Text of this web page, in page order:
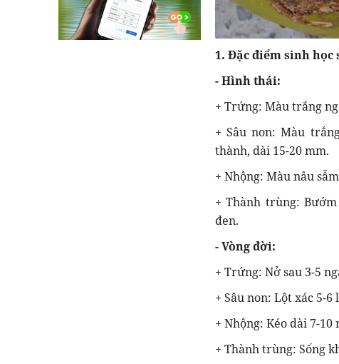
1. Đặc điểm sinh học
- Hình thái:
+ Trứng: Màu trắng
+ Sâu non: Màu
thành, dài 15-20 mm.
+ Nhộng: Màu nâu
+ Thành trùng:
đen.
- Vòng đời:
+ Trứng: Nở sau 3-5
+ Sâu non: Lột xác 5-
+ Nhộng: Kéo dài 7-10
+ Thành trùng: Sống